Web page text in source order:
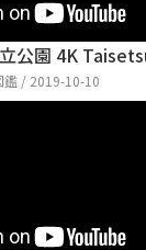
公園 4K
鑑 / 2019-10-10